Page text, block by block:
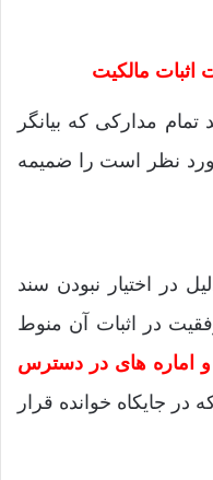
اثبات مالکیت
تمام مدارکی که بیانگر
نظر است را ضمیمه
در اختیار نبودن سند
در اثبات آن منوط
اماره های در دسترس
جایکاه خوانده قرار